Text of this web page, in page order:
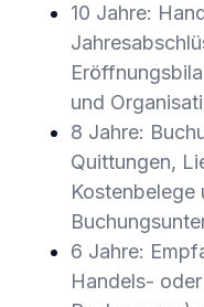
10 Jahre:
und
8 Jahre:
Quittungen,
Kostenbelege
6 Jahre:
Handels-